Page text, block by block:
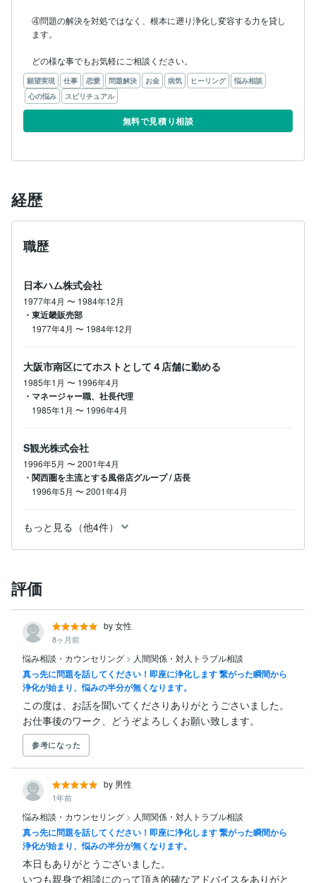
④問題の解決を対処ではなく、根本に遡り浄化し変容する力を貸し
ます。
どの様な事でもお気軽にご相談ください。
願望実現 仕事 恋愛 問題解決 お金 病気 ヒーリング
悩み相談
心の悩み
スピリチュアル
無料で見積り相談
経歴
職歴
日本ハム株式会社
1977年4月 〜 1984年12月
・東近畿販売部
1977年4月 〜 1984年12月
大阪市南区にてホストとして４店舗に勤める
1985年1月 〜 1996年4月
・マネージャー職、社長代理
1985年1月 〜 1996年4月
S観光株式会社
1996年5月 〜2001年4月
・関西圏を主流とする風俗店グループ / 店長
1996年5月 〜2001年4月
もっと見る（他4件）
評価
by 女性
8ヶ月前
悩み相談・カウンセリング > 人間関係・対人トラブル相談
真っ先に問題を話してください！即座に浄化します 繋がった瞬間から
浄化が始まり、悩みの半分が無くなります。
この度は、お話を聞いてくださりありがとうごさいました。
お仕事後のワーク、どうぞよろしくお願い致します。
参考になった
by 男性
1年前
悩み相談・カウンセリング > 人間関係・対人トラブル相談
真っ先に問題を話してください！即座に浄化します 繋がった瞬間から
浄化が始まり、悩みの半分が無くなります。
本日もありがとうございました。
いつも親身で相談にのって頂き的確なアドバイスをありがと